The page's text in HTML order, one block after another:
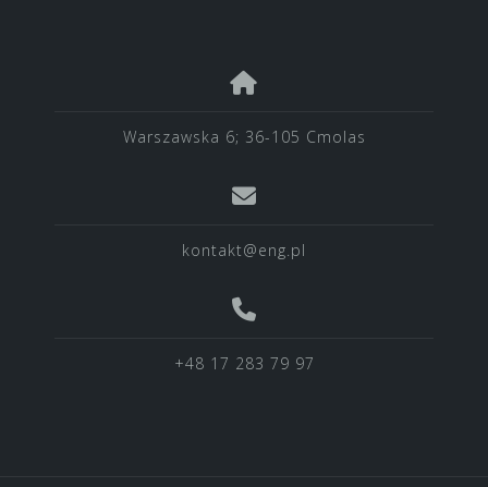
Warszawska 6; 36-105 Cmolas
kontakt@eng.pl
+48 17 283 79 97